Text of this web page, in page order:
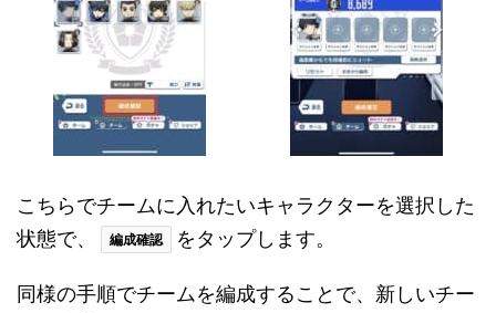
こちらでチームに入れたいキャラクターを選択した
状態で、
編成確認 をタップします。
同様の手順でチームを編成することで、新しいチー